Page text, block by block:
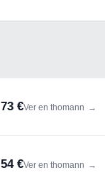
73 €Ver en thomann →
54 €Ver en thomann →